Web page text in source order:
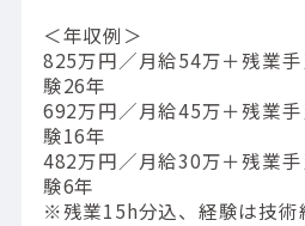
＜年収例＞
825万円／⽉給54万＋残業
験26年
692万円／⽉給45万＋残業
験16年
482万円／⽉給30万＋残業
験6年
※残業15h分込、経験は技術